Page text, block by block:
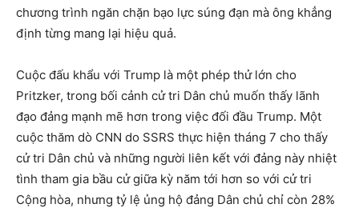
chương trình ngăn chặn bạo lực súng đạn mà ông khẳng
định từng mang lại hiệu quả.
Cuộc đấu khẩu với Trump là một phép thử lớn cho
Pritzker, trong bối cảnh cử tri Dân chủ muốn thấy lãnh
đạo đảng mạnh mẽ hơn trong việc đối đầu Trump. Một
cuộc thăm dò CNN do SSRS thực hiện tháng 7 cho thấy
cử tri Dân chủ và những người liên kết với đảng này nhiệt
tình tham gia bầu cử giữa kỳ năm tới hơn so với cử tri
Cộng hòa, nhưng tỷ lệ ủng hộ đảng Dân chủ chỉ còn 28%